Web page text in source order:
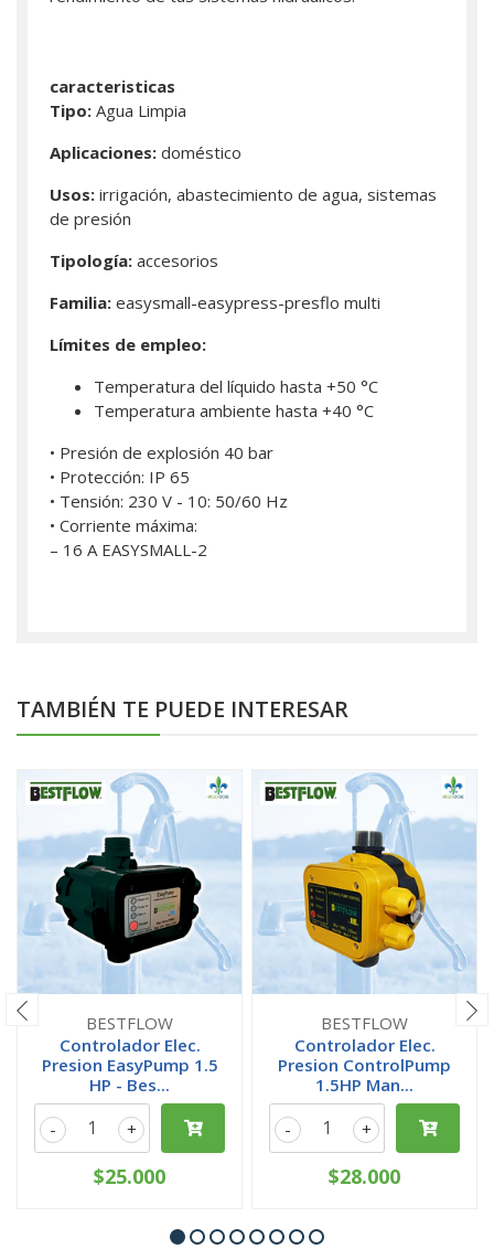
caracteristicas
Tipo: Agua Limpia
Aplicaciones: doméstico
Usos: irrigación, abastecimiento de agua, sistemas
de presión
Tipología: accesorios
Familia: easysmall-easypress-presflo multi
Límites de empleo:
Temperatura del líquido hasta +50 °C
Temperatura ambiente hasta +40 °C
• Presión de explosión 40 bar
• Protección: IP 65
• Tensión: 230 V - 10: 50/60 Hz
• Corriente máxima:
– 16 A EASYSMALL-2
TAMBIÉN TE PUEDE INTERESAR
BESTFLOW
Controlador Elec.
Presion EasyPump 1.5
HP - Bes...
+
-
$25.000
BESTFLOW
Controlador Elec.
Presion ControlPump
1.5HP Man...
+
-
$28.000